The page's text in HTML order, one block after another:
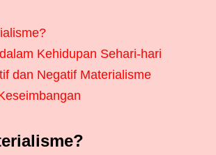
Kehidupan Sehari-hari
dan Negatif Materialisme